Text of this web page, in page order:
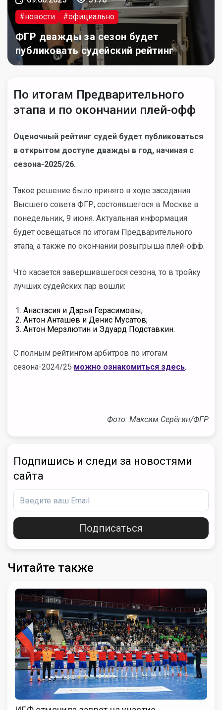
#новости
#официально
ФГР дважды за сезон будет
публиковать судейский рейтинг
По итогам Предварительного
этапа и по окончании плей-офф
Оценочный рейтинг судей будет публиковаться
в открытом доступе дважды в год, начиная с
сезона-2025/26.
Такое решение было принято в ходе заседания
Высшего совета ФГР, состоявшегося в Москве в
понедельник, 9 июня. Актуальная информация
будет освещаться по итогам Предварительного
этапа, а также по окончании розыгрыша плей-офф.
Что касается завершившегося сезона, то в тройку
лучших судейских пар вошли:
Анастасия и Дарья Герасимовы;
Антон Анташев и Денис Мусатов;
Антон Мерзлютин и Эдуард Подставкин.
С полным рейтингом арбитров по итогам
сезона-2024/25 можно ознакомиться здесь.
Фото: Максим Серёгин/ФГР
Подпишись и следи за новостями
сайта
Подписаться
Читайте также